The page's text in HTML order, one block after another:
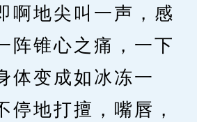
地尖叫一声，感
阵锥心之痛，一下
体变成如冰冻一
停地打擅，嘴唇，